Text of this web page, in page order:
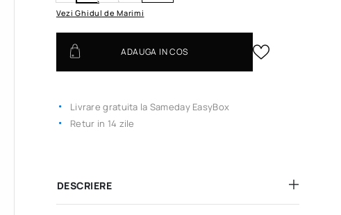
Vezi Ghidul de Marimi
ADAUGA IN COS
Livrare gratuita la Sameday EasyBox
Retur in 14 zile
DESCRIERE